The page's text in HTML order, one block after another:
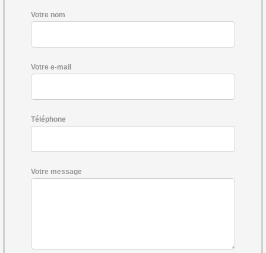
Votre nom
Votre e-mail
Téléphone
Votre message